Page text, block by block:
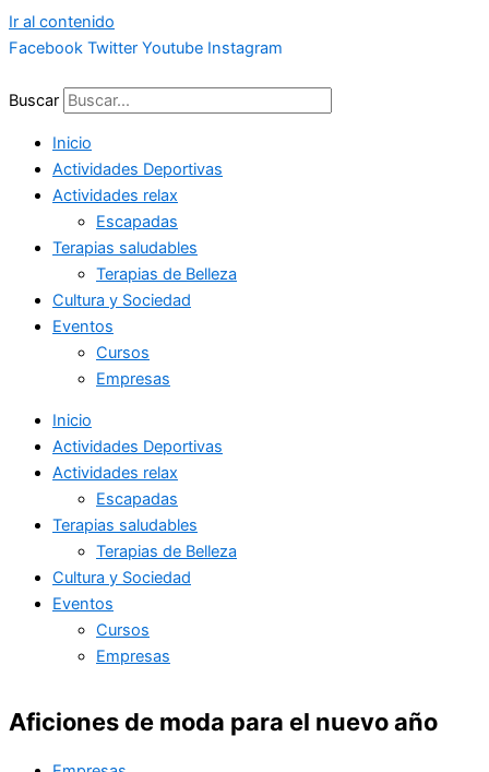
Ir al contenido
Facebook Twitter Youtube Instagram
Buscar
Inicio
Actividades Deportivas
Actividades relax
Escapadas
Terapias saludables
Terapias de Belleza
Cultura y Sociedad
Eventos
Cursos
Empresas
Inicio
Actividades Deportivas
Actividades relax
Escapadas
Terapias saludables
Terapias de Belleza
Cultura y Sociedad
Eventos
Cursos
Empresas
Aficiones de moda para el nuevo año